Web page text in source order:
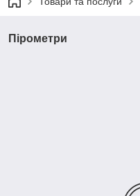
Пірометри